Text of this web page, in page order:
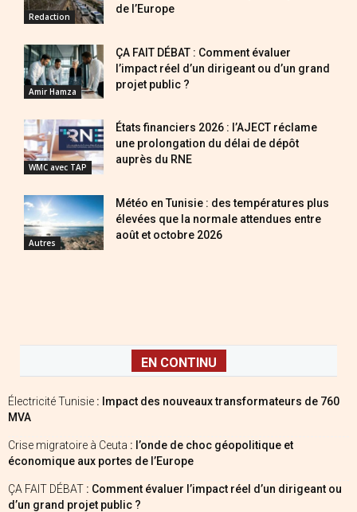
Redaction
de l’Europe
Amir Hamza
ÇA FAIT DÉBAT : Comment évaluer
l’impact réel d’un dirigeant ou d’un grand
projet public ?
WMC avec TAP
États financiers 2026 : l’AJECT réclame
une prolongation du délai de dépôt
auprès du RNE
Autres
Météo en Tunisie : des températures plus
élevées que la normale attendues entre
août et octobre 2026
EN CONTINU
Électricité Tunisie : Impact des nouveaux transformateurs de 760
MVA
Crise migratoire à Ceuta : l’onde de choc géopolitique et
économique aux portes de l’Europe
ÇA FAIT DÉBAT : Comment évaluer l’impact réel d’un dirigeant ou
d’un grand projet public ?